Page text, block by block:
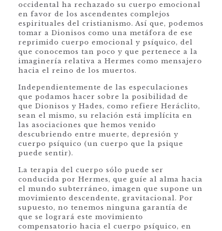
occidental ha rechazado su cuerpo emocional
en favor de los ascendentes complejos
espirituales del cristianismo. Así que, podemos
tomar a Dionisos como una metáfora de ese
reprimido cuerpo emocional y psíquico, del
que conocemos tan poco y que pertenece a la
imaginería relativa a Hermes como mensajero
hacia el reino de los muertos.
Independientemente de las especulaciones
que podamos hacer sobre la posibilidad de
que Dionisos y Hades, como refiere Heráclito,
sean el mismo, su relación está implícita en
las asociaciones que hemos venido
descubriendo entre muerte, depresión y
cuerpo psíquico (un cuerpo que la psique
puede sentir).
La terapia del cuerpo sólo puede ser
conducida por Hermes, que guíe al alma hacia
el mundo subterráneo, imagen que supone un
movimiento descendente, gravitacional. Por
supuesto, no tenemos ninguna garantía de
que se logrará este movimiento
compensatorio hacia el cuerpo psíquico, en